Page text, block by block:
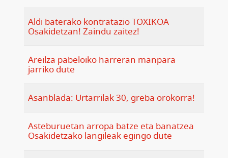
Aldi baterako kontratazio TOXIKOA
Osakidetzan! Zaindu zaitez!
Areilza pabeloiko harreran manpara
jarriko dute
Asanblada: Urtarrilak 30, greba orokorra!
Asteburuetan arropa batze eta banatzea
Osakidetzako langileak egingo dute